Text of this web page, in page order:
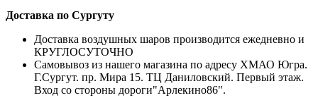
Доставка по Сургуту
Доставка воздушных шаров производится ежедневно и
КРУГЛОСУТОЧНО
Самовывоз из нашего магазина по адресу ХМАО Югра.
Г.Сургут. пр. Мира 15. ТЦ Даниловский. Первый этаж.
Вход со стороны дороги"Арлекино86".